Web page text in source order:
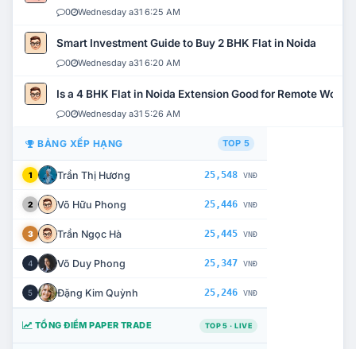
0 Wednesday a31 6:25 AM
Smart Investment Guide to Buy 2 BHK Flat in Noida
0 Wednesday a31 6:20 AM
Is a 4 BHK Flat in Noida Extension Good for Remote Work?
0 Wednesday a31 5:26 AM
BẢNG XẾP HẠNG TOP 5
1 Trần Thị Hương 25,548 VNĐ
2 Võ Hữu Phong 25,446 VNĐ
3 Trần Ngọc Hà 25,445 VNĐ
4 Võ Duy Phong 25,347 VNĐ
5 Đặng Kim Quỳnh 25,246 VNĐ
TỔNG ĐIỂM PAPER TRADE TOP 5 · LIVE